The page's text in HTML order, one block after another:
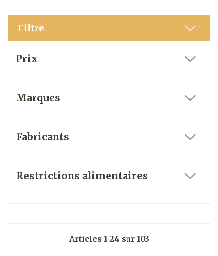
Filtre
Prix
Marques
Fabricants
Restrictions alimentaires
Articles 1-24 sur 103